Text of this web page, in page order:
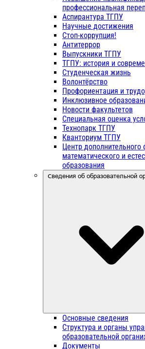
профессиональная
Аспирантура ТГПУ
Научные достижения
Стоп-коррупция!
Антитеррор
Выпускники ТГПУ
ТГПУ: история и
Студенческая жизнь
Волонтёрство
Профориентация и
Инклюзивное
Новости факультетов
Специальная оценка
Технопарк ТГПУ
Кванториум ТГПУ
Центр дополнительного
математического и
образования
Сведения об образовательной
Основные сведения
Структура и органы
образовательной
Документы